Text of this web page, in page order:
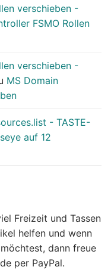
verschieben -
FSMO Rollen
verschieben -
MS Domain
- TASTE-
auf 12
Freizeit und Tassen
helfen und wenn
dann freue
per PayPal.